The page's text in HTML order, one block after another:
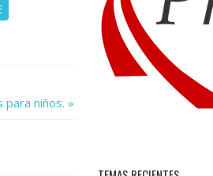
para niños.